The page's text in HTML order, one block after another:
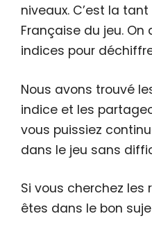
niveaux. C’est la
Française du jeu. On
indices pour
Nous avons trouvé
indice et les
vous puissiez
dans le jeu sans
Si vous cherchez les
êtes dans le bon